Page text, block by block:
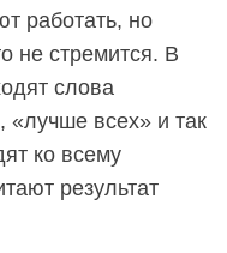
работать, но
не стремится. В
слова
«лучше всех» и так
ко всему
результат